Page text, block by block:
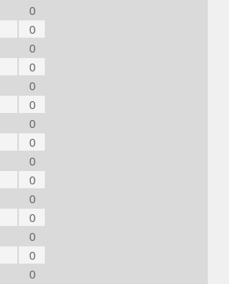
0
0
0
0
0
0
0
0
0
0
0
0
0
0
0